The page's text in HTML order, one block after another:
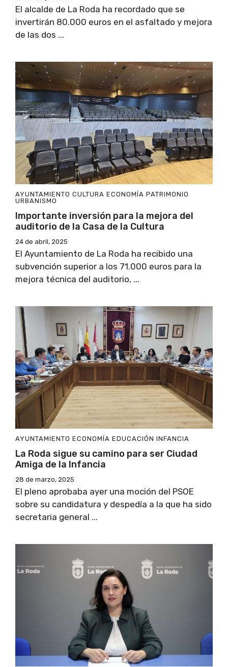
El alcalde de La Roda ha recordado que se
invertirán 80.000 euros en el asfaltado y mejora
de las dos ...
AYUNTAMIENTO CULTURA ECONOMÍA PATRIMONIO
URBANISMO
Importante inversión para la mejora del
auditorio de la Casa de la Cultura
24 de abril, 2025
El Ayuntamiento de La Roda ha recibido una
subvención superior a los 71.000 euros para la
mejora técnica del auditorio, ...
AYUNTAMIENTO ECONOMÍA EDUCACIÓN INFANCIA
La Roda sigue su camino para ser Ciudad
Amiga de la Infancia
28 de marzo, 2025
El pleno aprobaba ayer una moción del PSOE
sobre su candidatura y despedía a la que ha sido
secretaria general ...